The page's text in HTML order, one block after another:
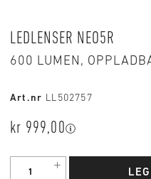
LEDLENSER NEO5R
600 LUMEN,
Art.nr LL502757
kr 999,00